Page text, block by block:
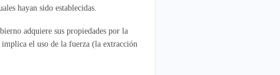
hayan sido establecidas.
adquiere sus propiedades por la
el uso de la fuerza (la extracción